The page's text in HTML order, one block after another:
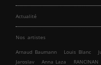
Actualité
Nos artistes
Arnaud Baumann Louis Blanc
Jaroslav
Anna Laza RANCINAN